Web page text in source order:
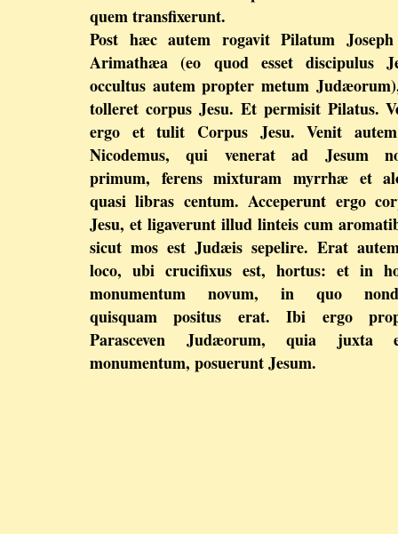
quem transfixerunt.
Post hæc autem rogavit Pilatum
Arimathæa (eo quod esset discipulus
occultus autem propter metum
tolleret corpus Jesu. Et permisit Pilatus.
ergo et tulit Corpus Jesu. Venit
Nicodemus, qui venerat ad Jesum
primum, ferens mixturam myrrhæ et
quasi libras centum. Acceperunt ergo
Jesu, et ligaverunt illud linteis cum
sicut mos est Judæis sepelire. Erat
loco, ubi crucifixus est, hortus: et in
monumentum novum, in quo
quisquam positus erat. Ibi ergo
Parasceven Judæorum, quia juxta
monumentum, posuerunt Jesum.